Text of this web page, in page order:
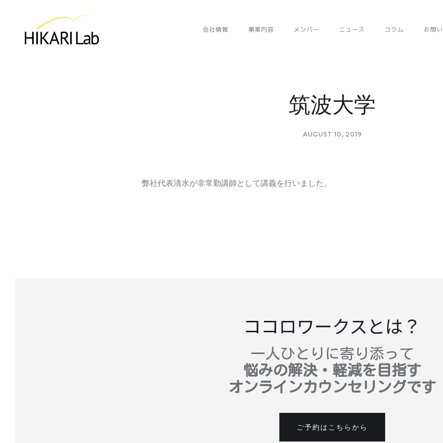
会社情報 事業内容 メンバー ニュース コラム お問
筑波大学
AUGUST 10, 2019
弊社代表清水が非常勤講師として講義を行いました。
ココロワークスとは？
一人ひとりに寄り添って
悩みの解決・軽減を目指す
オンラインカウンセリングです
ご予約はこちらから